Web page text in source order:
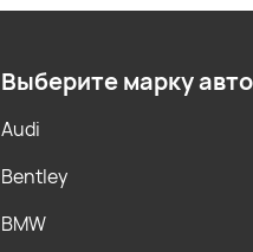
Выберите марку
Audi
Bentley
BMW